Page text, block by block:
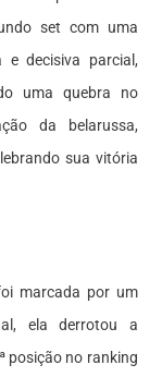
set com uma
e decisiva parcial,
uma quebra no
da belarussa,
sua vitória
marcada por um
ela derrotou a
posição no ranking